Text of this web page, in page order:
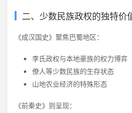
二、少数民族政权的独特价
《成汉国史》聚焦巴蜀地区：
李氏政权与本地豪族的权力博弈
僚人等少数民族的生存状态
山地农业经济的特殊形态
《前秦史》则呈现：